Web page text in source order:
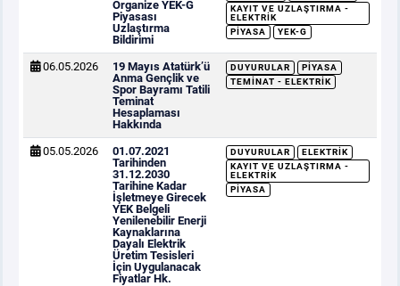
Organize YEK-G
Piyasası
Uzlaştırma
Bildirimi
KAYIT VE UZLAŞTIRMA -
ELEKTRIK
PIYASA
YEK-G
06.05.2026
19 Mayıs Atatürk’ü
Anma Gençlik ve
Spor Bayramı Tatili
Teminat
Hesaplaması
Hakkında
DUYURULAR
PIYASA
TEMINAT - ELEKTRIK
05.05.2026
01.07.2021
Tarihinden
31.12.2030
Tarihine Kadar
İşletmeye Girecek
YEK Belgeli
Yenilenebilir Enerji
Kaynaklarına
Dayalı Elektrik
Üretim Tesisleri
İçin Uygulanacak
Fiyatlar Hk.
DUYURULAR
ELEKTRIK
KAYIT VE UZLAŞTIRMA -
ELEKTRIK
PIYASA